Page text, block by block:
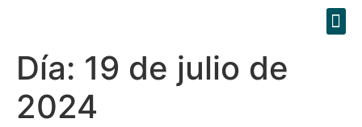
Día: 19 de julio de
2024